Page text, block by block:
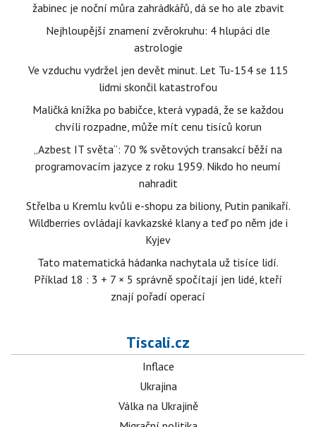
žabinec je noční můra zahrádkářů, dá se ho ale zbavit
Nejhloupější znamení zvěrokruhu: 4 hlupáci dle
astrologie
Ve vzduchu vydržel jen devět minut. Let Tu-154 se 115
lidmi skončil katastrofou
Maličká knížka po babičce, která vypadá, že se každou
chvíli rozpadne, může mít cenu tisíců korun
„Azbest IT světa“: 70 % světových transakcí běží na
programovacím jazyce z roku 1959. Nikdo ho neumí
nahradit
Střelba u Kremlu kvůli e-shopu za biliony, Putin panikaří.
Wildberries ovládají kavkazské klany a teď po něm jde i
Kyjev
Tato matematická hádanka nachytala už tisíce lidí.
Příklad 18 : 3 + 7 × 5 správně spočítají jen lidé, kteří
znají pořadí operací
Tiscali.cz
Inflace
Ukrajina
Válka na Ukrajině